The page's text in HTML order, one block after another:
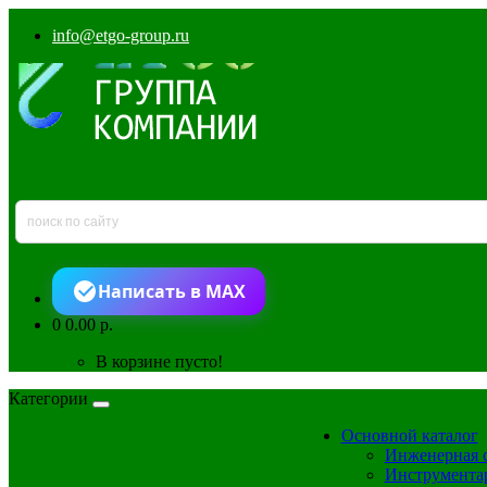
info@etgo-group.ru
Написать в MAX
00.00 р.
В корзине пусто!
Категории
Основной каталог
Инженерная